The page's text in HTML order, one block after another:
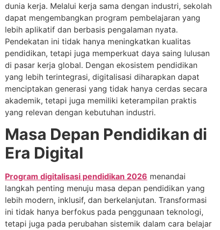
dunia kerja. Melalui kerja sama dengan industri, sekolah
dapat mengembangkan program pembelajaran yang
lebih aplikatif dan berbasis pengalaman nyata.
Pendekatan ini tidak hanya meningkatkan kualitas
pendidikan, tetapi juga memperkuat daya saing lulusan
di pasar kerja global. Dengan ekosistem pendidikan
yang lebih terintegrasi, digitalisasi diharapkan dapat
menciptakan generasi yang tidak hanya cerdas secara
akademik, tetapi juga memiliki keterampilan praktis
yang relevan dengan kebutuhan industri.
Masa Depan Pendidikan di
Era Digital
Program digitalisasi pendidikan 2026 menandai
langkah penting menuju masa depan pendidikan yang
lebih modern, inklusif, dan berkelanjutan. Transformasi
ini tidak hanya berfokus pada penggunaan teknologi,
tetapi juga pada perubahan sistemik dalam cara belajar